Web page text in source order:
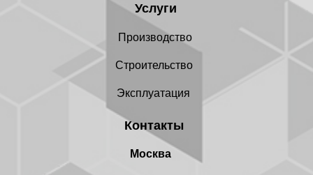
Москва
Контакты
Услуги
Производство
Строительство
Эксплуатация